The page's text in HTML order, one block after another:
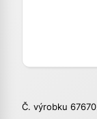
Č. výrobku